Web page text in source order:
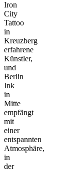
Iron
City
Tattoo
in
Kreuzberg
erfahrene
Künstler,
und
Berlin
Ink
in
Mitte
empfängt
mit
einer
entspannten
Atmosphäre,
in
der